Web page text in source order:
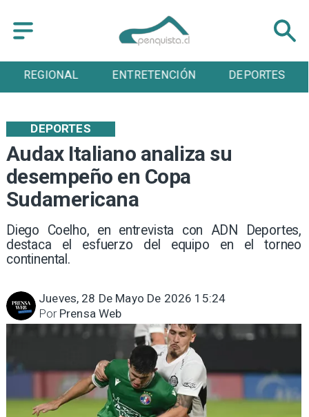
REGIONAL ENTRETENCIÓN DEPORTES
Audax Italiano analiza su
desempeño en Copa
Sudamericana
Diego Coelho, en entrevista con ADN Deportes,
destaca el esfuerzo del equipo en el torneo
continental.
DEPORTES
Jueves, 28 De Mayo De 2026 15:24
Prensa Web
Por